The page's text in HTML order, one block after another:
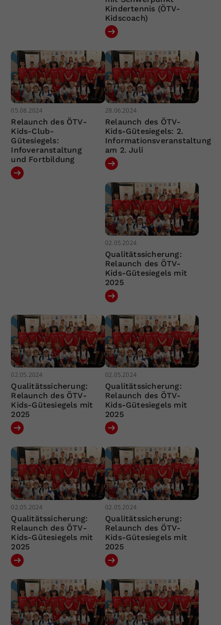
Kindertennis (ÖTV-
Kidscoach)
05.08.2024
Relaunch des ÖTV-
Kids-Club-
Gütesiegels:
Infoveranstaltung
und Fortbildung
28.06.2024
Relaunch des ÖTV-
Kids-Gütesiegels: 2.
Informationsveranstaltung
am 2. Juli
02.05.2024
Qualitätssicherung:
Relaunch des ÖTV-
Kids-Gütesiegels mit
2025
02.05.2024
Qualitätssicherung:
Relaunch des ÖTV-
Kids-Gütesiegels mit
2025
02.05.2024
Qualitätssicherung:
Relaunch des ÖTV-
Kids-Gütesiegels mit
2025
02.05.2024
Qualitätssicherung:
Relaunch des ÖTV-
Kids-Gütesiegels mit
2025
02.05.2024
Qualitätssicherung:
Relaunch des ÖTV-
Kids-Gütesiegels mit
2025